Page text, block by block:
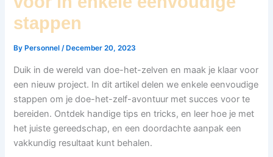
stappen
By Personnel/ December 20, 2023
Duik in de wereld van doe-het-zelven en maak je klaar voor
een nieuw project. In dit artikel delen we enkele eenvoudige
stappen om je doe-het-zelf-avontuur met succes voor te
bereiden. Ontdek handige tips en tricks, en leer hoe je met
het juiste gereedschap, en een doordachte aanpak een
vakkundig resultaat kunt behalen.